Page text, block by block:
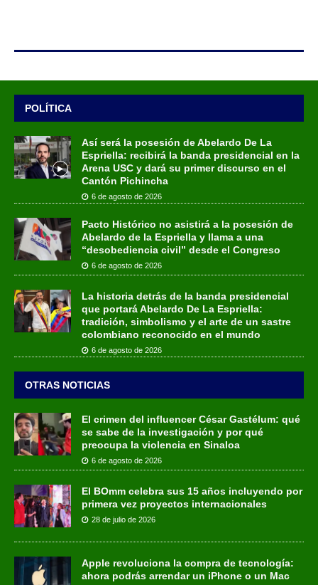
POLÍTICA
Así será la posesión de Abelardo De La
Espriella: recibirá la banda presidencial en la
Arena USC y dará su primer discurso en el
Cantón Pichincha
6 de agosto de 2026
Pacto Histórico no asistirá a la posesión de
Abelardo de la Espriella y llama a una
“desobediencia civil” desde el Congreso
6 de agosto de 2026
La historia detrás de la banda presidencial
que portará Abelardo De La Espriella:
tradición, simbolismo y el arte de un sastre
colombiano reconocido en el mundo
6 de agosto de 2026
OTRAS NOTICIAS
El crimen del influencer César Gastélum: qué
se sabe de la investigación y por qué
preocupa la violencia en Sinaloa
6 de agosto de 2026
El BOmm celebra sus 15 años incluyendo por
primera vez proyectos internacionales
28 de julio de 2026
Apple revoluciona la compra de tecnología:
ahora podrás arrendar un iPhone o un Mac